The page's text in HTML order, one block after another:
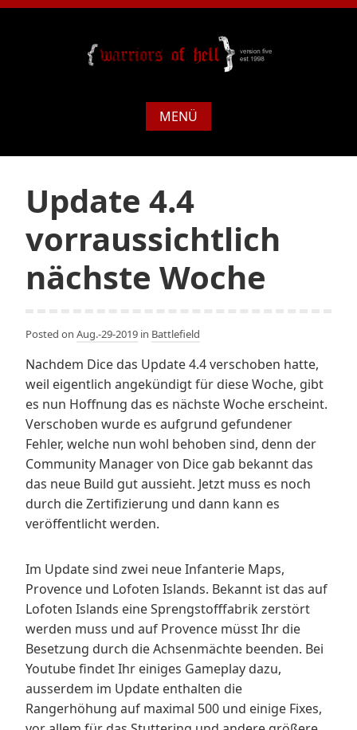
MENÜ
Update 4.4
vorraussichtlich
nächste Woche
Posted on Aug.-29-2019 in Battlefield
Nachdem Dice das Update 4.4 verschoben hatte,
weil eigentlich angekündigt für diese Woche, gibt
es nun Hoffnung das es nächste Woche erscheint.
Verschoben wurde es aufgrund gefundener
Fehler, welche nun wohl behoben sind, denn der
Community Manager von Dice gab bekannt das
das neue Build gut aussieht. Jetzt muss es noch
durch die Zertifizierung und dann kann es
veröffentlicht werden.
Im Update sind zwei neue Infanterie Maps,
Provence und Lofoten Islands. Bekannt ist das auf
Lofoten Islands eine Sprengstofffabrik zerstört
werden muss und auf Provence müsst Ihr die
Besetzung durch die Achsenmächte beenden. Bei
Youtube findet Ihr einiges Gameplay dazu,
ausserdem im Update enthalten die
Rangerhöhung auf maximal 500 und einige Fixes,